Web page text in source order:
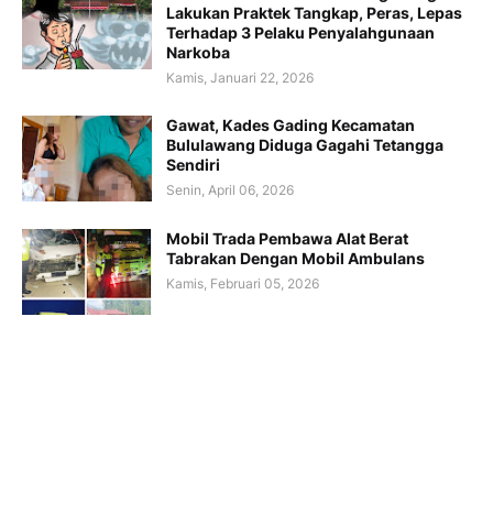
Lakukan Praktek Tangkap, Peras, Lepas
Terhadap 3 Pelaku Penyalahgunaan
Narkoba
Kamis, Januari 22, 2026
Gawat, Kades Gading Kecamatan
Bululawang Diduga Gagahi Tetangga
Sendiri
Senin, April 06, 2026
Mobil Trada Pembawa Alat Berat
Tabrakan Dengan Mobil Ambulans
Kamis, Februari 05, 2026